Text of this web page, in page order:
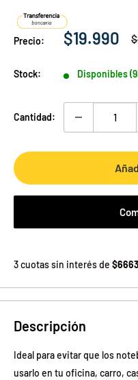
Precio:
Precio
venta
$19.990
Stock: Disponibles
Cantidad:
3 cuotas sin interés de $6663
Descripción
Ideal para evitar que los
usarlo en tu oficina, carro,